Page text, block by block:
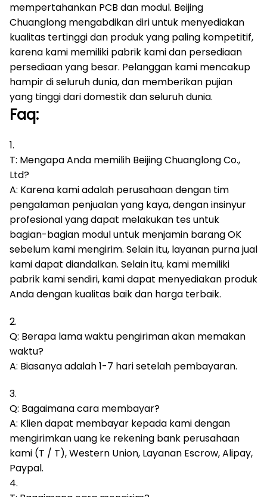
mempertahankan PCB dan modul. Beijing
Chuanglong mengabdikan diri untuk menyediakan
kualitas tertinggi dan produk yang paling kompetitif,
karena kami memiliki pabrik kami dan persediaan
persediaan yang besar. Pelanggan kami mencakup
hampir di seluruh dunia, dan memberikan pujian
yang tinggi dari domestik dan seluruh dunia.
Faq:
1.
T: Mengapa Anda memilih Beijing Chuanglong Co.,
Ltd?
A: Karena kami adalah perusahaan dengan tim
pengalaman penjualan yang kaya, dengan insinyur
profesional yang dapat melakukan tes untuk
bagian-bagian modul untuk menjamin barang OK
sebelum kami mengirim. Selain itu, layanan purna jual
kami dapat diandalkan. Selain itu, kami memiliki
pabrik kami sendiri, kami dapat menyediakan produk
Anda dengan kualitas baik dan harga terbaik.
2.
Q: Berapa lama waktu pengiriman akan memakan
waktu?
A: Biasanya adalah 1-7 hari setelah pembayaran.
3.
Q: Bagaimana cara membayar?
A: Klien dapat membayar kepada kami dengan
mengirimkan uang ke rekening bank perusahaan
kami (T / T), Western Union, Layanan Escrow, Alipay,
Paypal.
4.